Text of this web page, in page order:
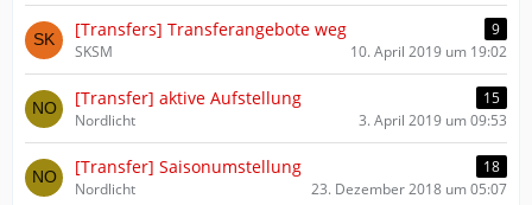
[Transfers] Transferangebote weg
9
SKSM
10. April 2019 um 19:02
[Transfer] aktive Aufstellung
15
Nordlicht
3. April 2019 um 09:53
[Transfer] Saisonumstellung
18
Nordlicht
23. Dezember 2018 um 05:07